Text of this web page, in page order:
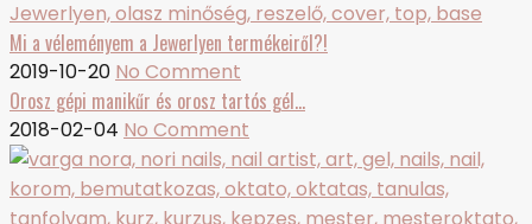
Mi a véleményem a Jewerlyen termékeiről?!
2019-10-20 No Comment
Orosz gépi manikűr és orosz tartós gél…
2018-02-04 No Comment